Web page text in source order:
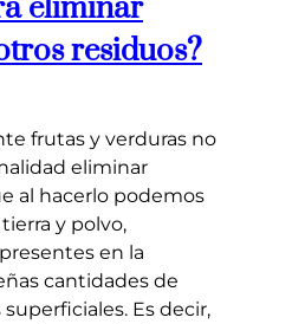
eliminar
residuos?
frutas y verduras no
eliminar
al hacerlo podemos
y polvo,
en la
cantidades de
Es decir,